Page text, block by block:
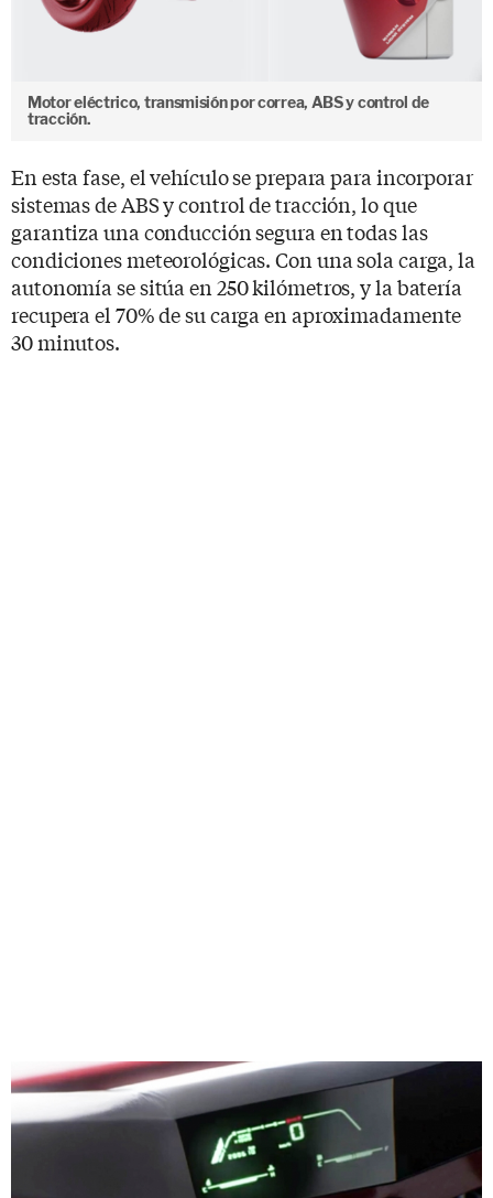
Motor eléctrico, transmisión por correa, ABS y control de
tracción.
En esta fase, el vehículo se prepara para incorporar
sistemas de ABS y control de tracción, lo que
garantiza una conducción segura en todas las
condiciones meteorológicas. Con una sola carga, la
autonomía se sitúa en 250 kilómetros, y la batería
recupera el 70% de su carga en aproximadamente
30 minutos.